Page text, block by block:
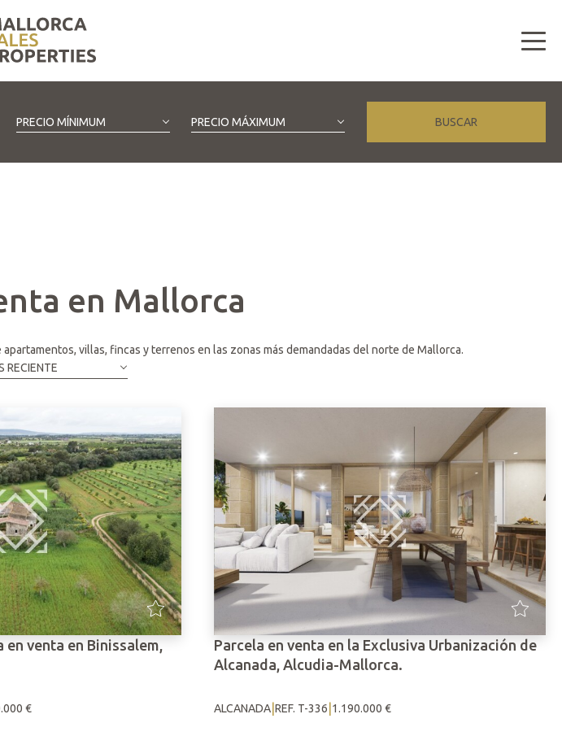
PRECIO MÍNIMUM PRECIO MÁXIMUM
en Mallorca
villas, fincas y terrenos en las zonas más demandadas del norte de Mallorca.
RECIENTE
en venta en Binissalem,
€
Parcela en venta en la Exclusiva Urbanización de
Alcanada, Alcudia-Mallorca.
ALCANADA REF. T-336 1.190.000 €